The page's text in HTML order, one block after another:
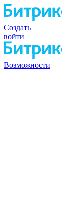
Создать
войти
Возможности